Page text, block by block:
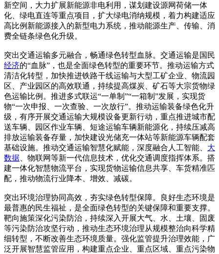
新空间，大力扩展新能源非电利用，谋划建设源网荷储一体
化、绿电直连等重点项目，扩大绿电消纳规模，着力构建适应
高比例新能源接入的新型电力系统，推动能源生产、传输、消
费全链条绿色化升级。
突出交通运输多元融合，畅通绿色转型血脉。交通运输是国民
经济的“血脉”，也是全面绿色转型的重要环节。推动运输方式
清洁化转型，加快推进铁路干线运输与大型工矿企业、物流园
区、产业园区的高效联通，持续提高煤炭、矿石等大宗货物绿
色运输比例。推进多式联运“一单制”“一箱制”发展，实现货
物“一次申报、一次查验、一次放行”。推动运输装备绿色化升
级，有序开展交通运输大规模设备更新行动，重点推进城市配
送车辆、园区作业车辆、短途运输车辆新能源化，持续压减高
排放运输装备存量，加快建设光储充一体站等新能源车辆配套
基础设施。推动交通运输智慧化赋能，深度融合人工智能、 大
数据 、物联网等新一代信息技术，优化交通调度指挥体系。搭
建一体化智慧物流平台，实现货物运输信息共享、车货精准匹
配，推动物流行业降本、增效、减碳。
突出环境治理协同高效，夯实绿色转型保障。良好生态环境是
最普惠的民生福祉，是全面绿色转型的关键保障和重要支撑。
靶向施策深化污染防治，持续深入开展大气、水、土壤、固废
等污染防治攻坚行动，推动生态环境治理从规模整治向科学精
细转型，不断改善生态环境质量。强化监管提升治理效能，广
泛开展智慧监管应用，构建重点企业、重点区域、重点污染物